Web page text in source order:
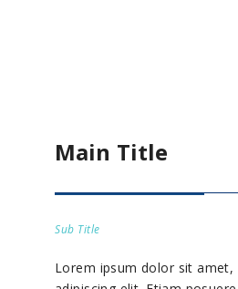
Main Title
Sub Title
Lorem ipsum dolor sit amet,